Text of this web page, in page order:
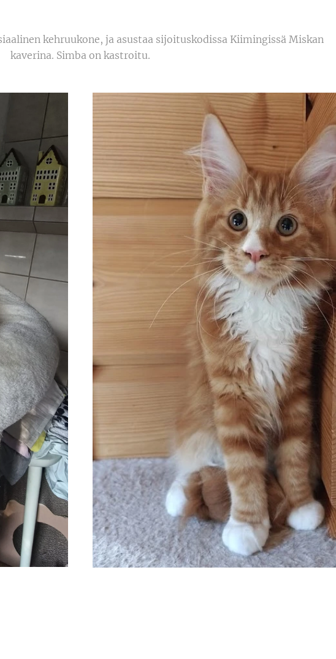
kehruukone, ja asustaa sijoituskodissa Kiimingissä Miskan
kaverina. Simba on kastroitu.